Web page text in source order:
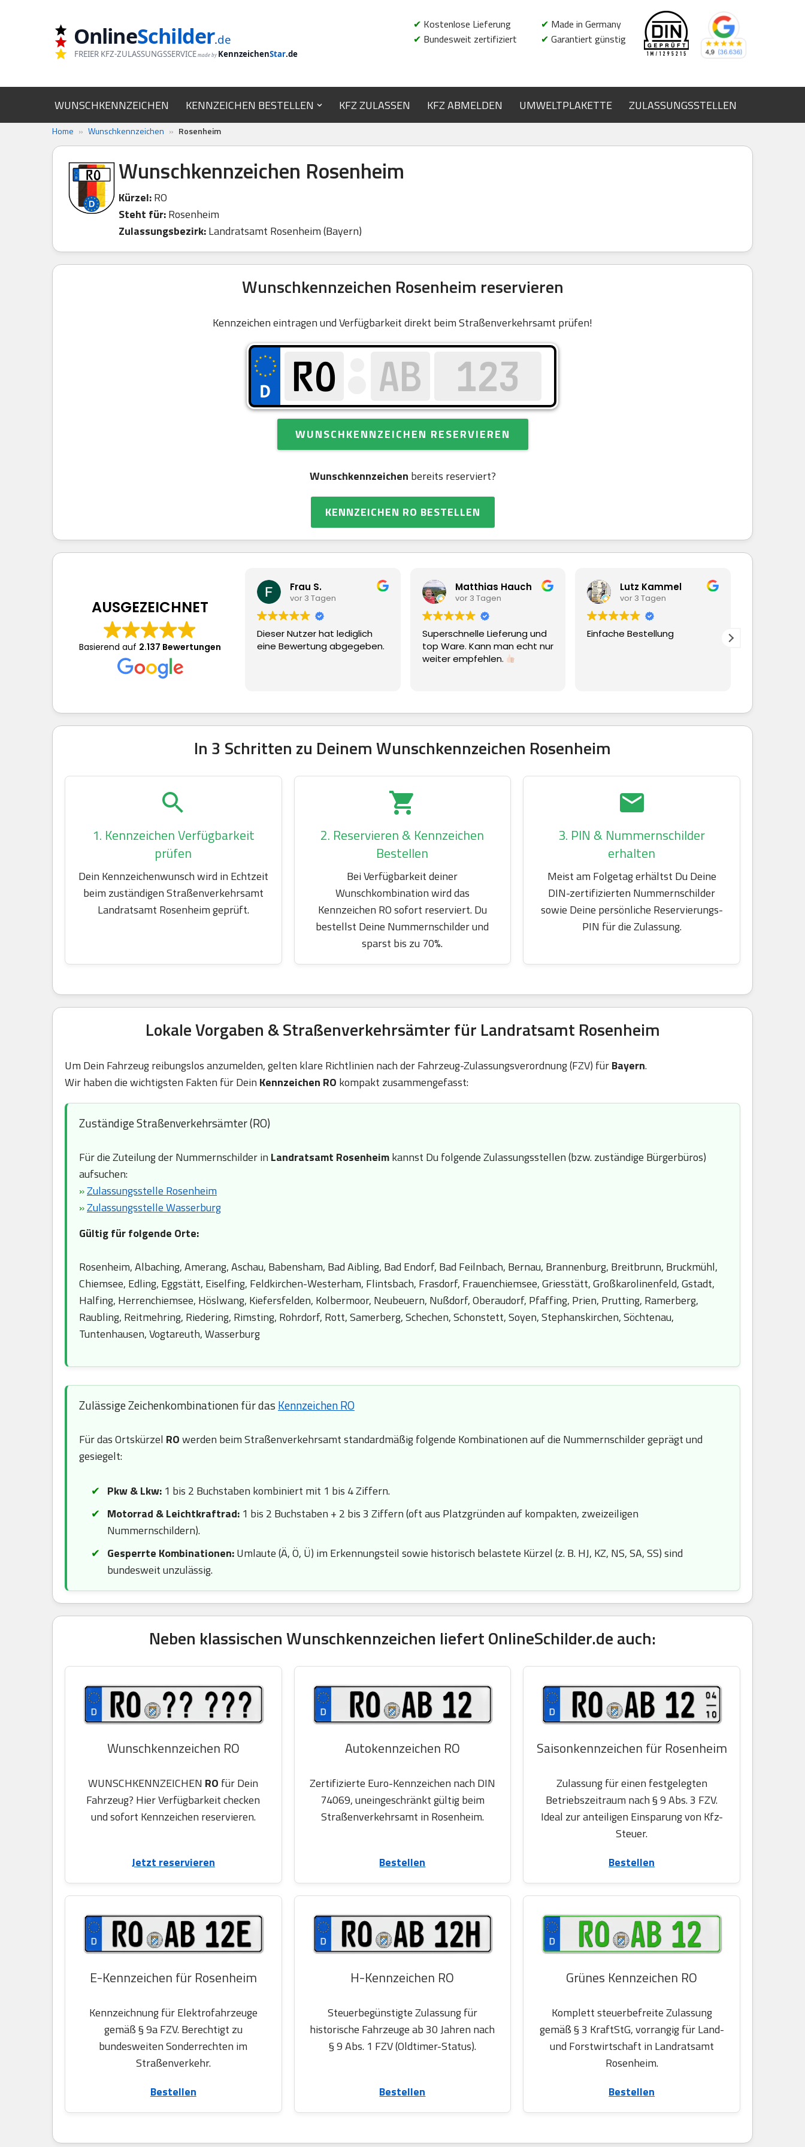
OnlineSchilder.de
FREIER KFZ-ZULASSUNGSSERVICE made by KennzeichenStar.de
✔ Kostenlose Lieferung
✔ Bundesweit zertifiziert
✔ Made in Germany
✔ Garantiert günstig
WUNSCHKENNZEICHEN KENNZEICHEN BESTELLEN KFZ ZULASSEN KFZ ABMELDEN UMWELTPLAKETTE ZULASSUNGSSTELLEN
Home » Wunschkennzeichen » Rosenheim
Wunschkennzeichen Rosenheim
Kürzel:RO
Steht für:Rosenheim
Zulassungsbezirk:Landratsamt Rosenheim (Bayern)
Wunschkennzeichen Rosenheim reservieren
Kennzeichen eintragen und Verfügbarkeit direkt beim Straßenverkehrsamt prüfen!
WUNSCHKENNZEICHEN RESERVIEREN
Wunschkennzeichen bereits reserviert?
KENNZEICHEN RO BESTELLEN
AUSGEZEICHNET
Basierend auf 2.137 Bewertungen
Dieser Nutzer hat lediglich
eine Bewertung abgegeben.
Matthias Hauch
Superschnelle Lieferung und
top Ware. Kann man echt nur
Lutz Kammel
Einfache Bestellung
Beate Hübscher
Ging alles schnell und
In 3 Schritten zu Deinem Wunschkennzeichen Rosenheim
1. Kennzeichen Verfügbarkeit
prüfen
Dein Kennzeichenwunsch wird in Echtzeit
beim zuständigen Straßenverkehrsamt
Landratsamt Rosenheim geprüft.
2. Reservieren & Kennzeichen
Bestellen
Bei Verfügbarkeit deiner
Wunschkombination wird das
Kennzeichen RO sofort reserviert. Du
bestellst Deine Nummernschilder und
sparst bis zu 70%.
3. PIN & Nummernschilder
erhalten
Meist am Folgetag erhältst Du Deine
DIN-zertifizierten Nummernschilder
sowie Deine persönliche Reservierungs-
PIN für die Zulassung.
Lokale Vorgaben & Straßenverkehrsämter für Landratsamt Rosenheim
Um Dein Fahrzeug reibungslos anzumelden, gelten klare Richtlinien nach der Fahrzeug-Zulassungsverordnung (FZV) fürBayern.
Wir haben die wichtigsten Fakten für Dein Kennzeichen RO kompakt zusammengefasst:
Zuständige Straßenverkehrsämter (RO)
Für die Zuteilung der Nummernschilder in Landratsamt Rosenheimkannst Du folgende Zulassungsstellen (bzw. zuständige Bürgerbüros)
aufsuchen:
»Zulassungsstelle Rosenheim
»Zulassungsstelle Wasserburg
Gültig für folgende Orte:
Rosenheim, Albaching, Amerang, Aschau, Babensham, Bad Aibling, Bad Endorf, Bad Feilnbach, Bernau, Brannenburg, Breitbrunn, Bruckmühl,
Chiemsee, Edling, Eggstätt, Eiselfing, Feldkirchen-Westerham, Flintsbach, Frasdorf, Frauenchiemsee, Griesstätt, Großkarolinenfeld, Gstadt,
Halfing, Herrenchiemsee, Höslwang, Kiefersfelden, Kolbermoor, Neubeuern, Nußdorf, Oberaudorf, Pfaffing, Prien, Prutting, Ramerberg,
Raubling, Reitmehring, Riedering, Rimsting, Rohrdorf, Rott, Samerberg, Schechen, Schonstett, Soyen, Stephanskirchen, Söchtenau,
Tuntenhausen, Vogtareuth, Wasserburg
Zulässige Zeichenkombinationen für das Kennzeichen RO
Für das Ortskürzel ROwerden beim Straßenverkehrsamt standardmäßig folgende Kombinationen auf die Nummernschilder geprägt und
gesiegelt:
Pkw & Lkw: 1 bis 2 Buchstaben kombiniert mit 1 bis 4 Ziffern.
Motorrad & Leichtkraftrad: 1 bis 2 Buchstaben + 2 bis 3 Ziffern (oft aus Platzgründen auf kompakten, zweizeiligen
Nummernschildern).
Gesperrte Kombinationen:Umlaute (Ä, Ö, Ü) im Erkennungsteil sowie historisch belastete Kürzel (z. B. HJ, KZ, NS, SA, SS) sind
bundesweit unzulässig.
Neben klassischen Wunschkennzeichen liefert OnlineSchilder.de auch:
Wunschkennzeichen RO
WUNSCHKENNZEICHEN RO für Dein
Fahrzeug? Hier Verfügbarkeit checken
und sofort Kennzeichen reservieren.
Jetzt reservieren
Autokennzeichen RO
Zertifizierte Euro-Kennzeichen nach DIN
74069, uneingeschränkt gültig beim
Straßenverkehrsamt in Rosenheim.
Bestellen
Saisonkennzeichen für Rosenheim
Zulassung für einen festgelegten
Betriebszeitraum nach § 9 Abs. 3 FZV.
Ideal zur anteiligen Einsparung von Kfz-
Steuer.
Bestellen
E-Kennzeichen für Rosenheim
Kennzeichnung für Elektrofahrzeuge
gemäß § 9a FZV. Berechtigt zu
bundesweiten Sonderrechten im
Straßenverkehr.
Bestellen
H-Kennzeichen RO
Steuerbegünstigte Zulassung für
historische Fahrzeuge ab 30 Jahren nach
§ 9 Abs. 1 FZV (Oldtimer-Status).
Bestellen
Grünes Kennzeichen RO
Komplett steuerbefreite Zulassung
gemäß § 3 KraftStG, vorrangig für Land-
und Forstwirtschaft in Landratsamt
Rosenheim.
Bestellen